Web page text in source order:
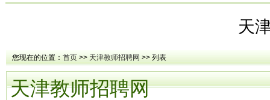
天
您现在的位置： 首页 >> 天津教师招聘网 >> 列表
天津教师招聘网